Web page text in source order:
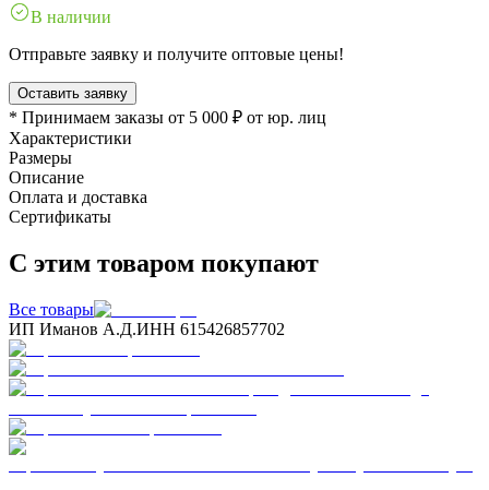
В наличии
Отправьте заявку и получите оптовые цены!
Оставить заявку
* Принимаем заказы от 5 000 ₽ от юр. лиц
Характеристики
Размеры
Описание
Оплата и доставка
Сертификаты
С этим товаром покупают
Все товары
ИП Иманов А.Д.ИНН 615426857702